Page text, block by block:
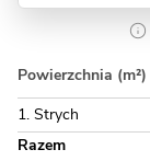
Powierzchnia (m²)
1. Strych
Razem